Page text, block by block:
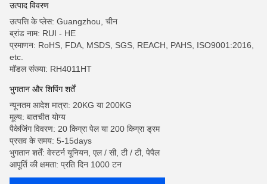
उत्पाद विवरण
उत्पत्ति के प्लेस: Guangzhou, चीन
ब्रांड नाम: RUI - HE
प्रमाणन: RoHS, FDA, MSDS, SGS, REACH, PAHS, ISO9001:2016,
etc.
मॉडल संख्या: RH4011HT
भुगतान और शिपिंग शर्तें
न्यूनतम आदेश मात्रा: 20KG या 200KG
मूल्य: बातचीत योग्य
पैकेजिंग विवरण: 20 किग्रा पेल या 200 किग्रा ड्रम
प्रसव के समय: 5-15days
भुगतान शर्तें: वेस्टर्न यूनियन, एल / सी, टी / टी, पेपैल
आपूर्ति की क्षमता: प्रति दिन 1000 टन